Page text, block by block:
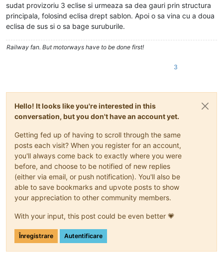
sudat provizoriu 3 eclise si urmeaza sa dea gauri prin structura
principala, folosind eclisa drept sablon. Apoi o sa vina cu a doua
eclisa de sus si o sa bage suruburile.
Railway fan. But motorways have to be done first!
3
Hello! It looks like you're interested in this
conversation, but you don't have an account yet.
Getting fed up of having to scroll through the same
posts each visit? When you register for an account,
you'll always come back to exactly where you were
before, and choose to be notified of new replies
(either via email, or push notification). You'll also be
able to save bookmarks and upvote posts to show
your appreciation to other community members.
With your input, this post could be even better 💗
Înregistrare Autentificare